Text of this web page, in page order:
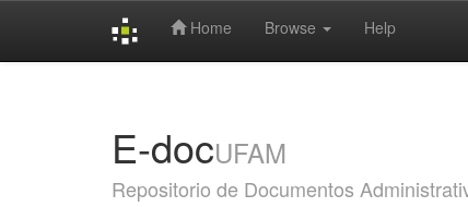
Home Browse Help
E-docUFAM
Repositorio de Documentos